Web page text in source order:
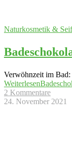
Naturkosmetik &
Verwöhnzeit im Bad:
Weiterlesen
2 Kommentare
24. November 2021